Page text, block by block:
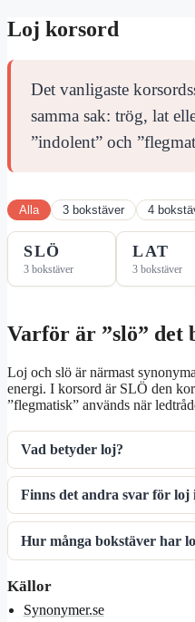
Loj korsord
Det vanligaste
samma sak: trög, lat
”indolent” och
Alla 3 bokstäver 4
SLÖ
3 bokstäver
LAT
3 bokstäver
Varför är ”slö” det
Loj och slö är närmast
energi. I korsord är SLÖ den
”flegmatisk” används när
Vad betyder loj?
Finns det andra svar för loj
Hur många bokstäver har
Källor
Synonymer.se